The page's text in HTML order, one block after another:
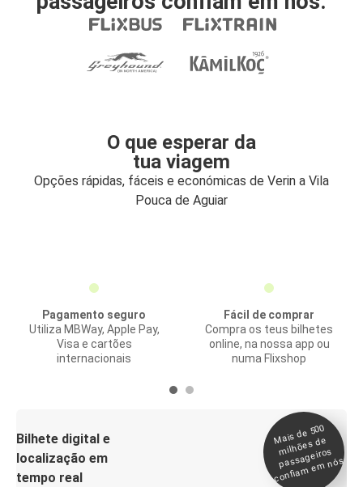
O que esperar da
tua viagem
Opções rápidas, fáceis e económicas de Verin a Vila
Pouca de Aguiar
Pagamento seguro
Utiliza MBWay, Apple Pay,
Visa e cartões
internacionais
Fácil de comprar
Compra os teus bilhetes
online, na nossa app ou
numa Flixshop
Bilhete digital e
localização em
tempo real
Mais de 500
milhões de
passageiros
confia
m e
m nós